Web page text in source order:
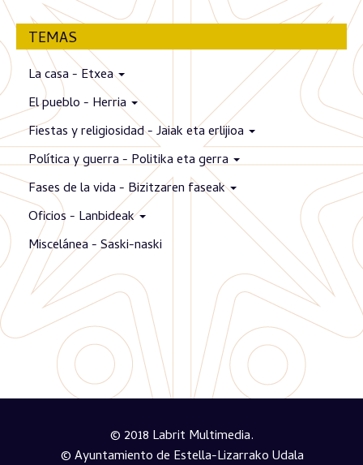
TEMAS
La casa - Etxea
El pueblo - Herria
Fiestas y religiosidad - Jaiak eta erlijioa
Política y guerra - Politika eta gerra
Fases de la vida - Bizitzaren faseak
Oficios - Lanbideak
Miscelánea - Saski-naski
© 2018 Labrit Multimedia.
© Ayuntamiento de Estella-Lizarrako Udala